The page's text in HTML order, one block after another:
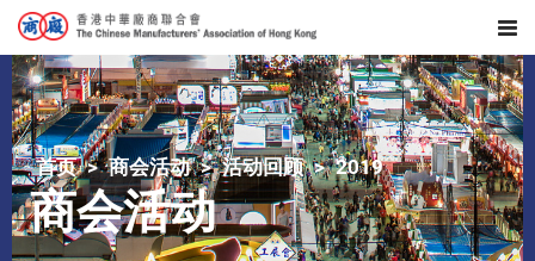
首页 商会活动 活动回顾 2019
商会活动